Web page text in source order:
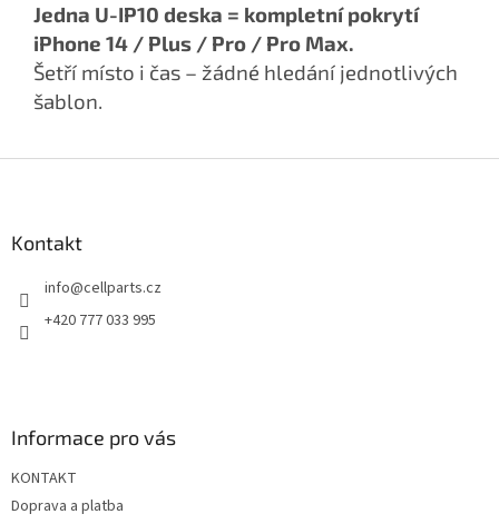
Jedna U-IP10 deska = kompletní pokrytí
iPhone 14 / Plus / Pro / Pro Max.
Šetří místo i čas – žádné hledání jednotlivých
šablon.
Kontakt
info@cellparts.cz
+420 777 033 995
Informace pro vás
KONTAKT
Doprava a platba